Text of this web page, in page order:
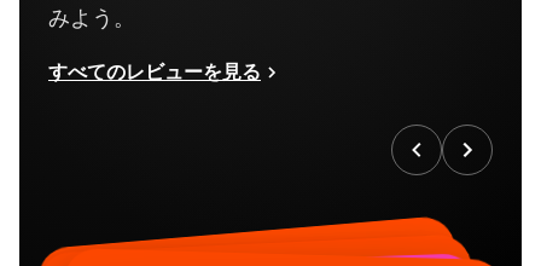
みよう。
すべてのレビューを見る